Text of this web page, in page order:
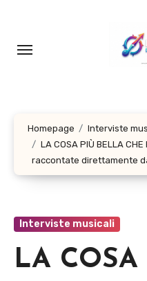
contenuto
Homepage
Interviste
LA COSA PIÙ BELLA
raccontate direttamente
Interviste musicali
LA